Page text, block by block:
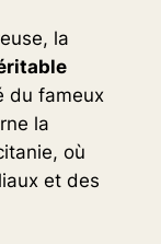
la
du fameux
la
où
et des